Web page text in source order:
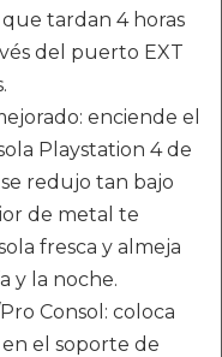
que tardan 4 horas
del puerto EXT
enciende el
Playstation 4 de
redujo tan bajo
de metal te
fresca y almeja
y la noche.
Consol: coloca
el soporte de